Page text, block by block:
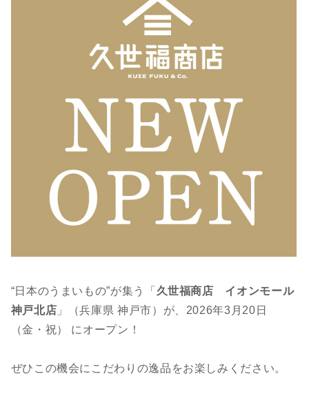
“日本のうまいもの”が集う「 久世福商店 イオンモール
神戸北店 」（兵庫県 神戸市）が、2026年3月20日
（金・祝） にオープン！
ぜひこの機会にこだわりの逸品をお楽しみください。